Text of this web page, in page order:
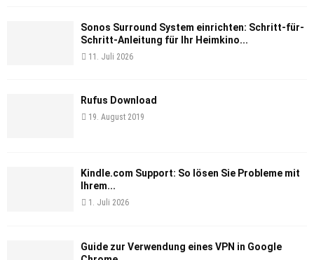
Sonos Surround System einrichten: Schritt-für-
Schritt-Anleitung für Ihr Heimkino...
11. Juli 2026
Rufus Download
19. August 2019
Kindle.com Support: So lösen Sie Probleme mit
Ihrem...
1. Juli 2026
Guide zur Verwendung eines VPN in Google